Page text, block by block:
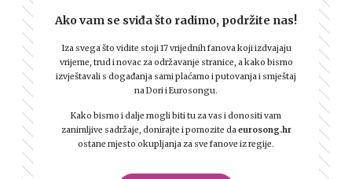
Ako vam se sviđa što radimo, podržite nas!
Iza svega što vidite stoji 17 vrijednih fanova koji izdvajaju
vrijeme, trud i novac za održavanje stranice, a kako bismo
izvještavali s događanja sami plaćamo i putovanja i smještaj
na Dori i Eurosongu.
Kako bismo i dalje mogli biti tu za vas i donositi vam
zanimljive sadržaje, donirajte i pomozite da eurosong.hr
ostane mjesto okupljanja za sve fanove iz regije.